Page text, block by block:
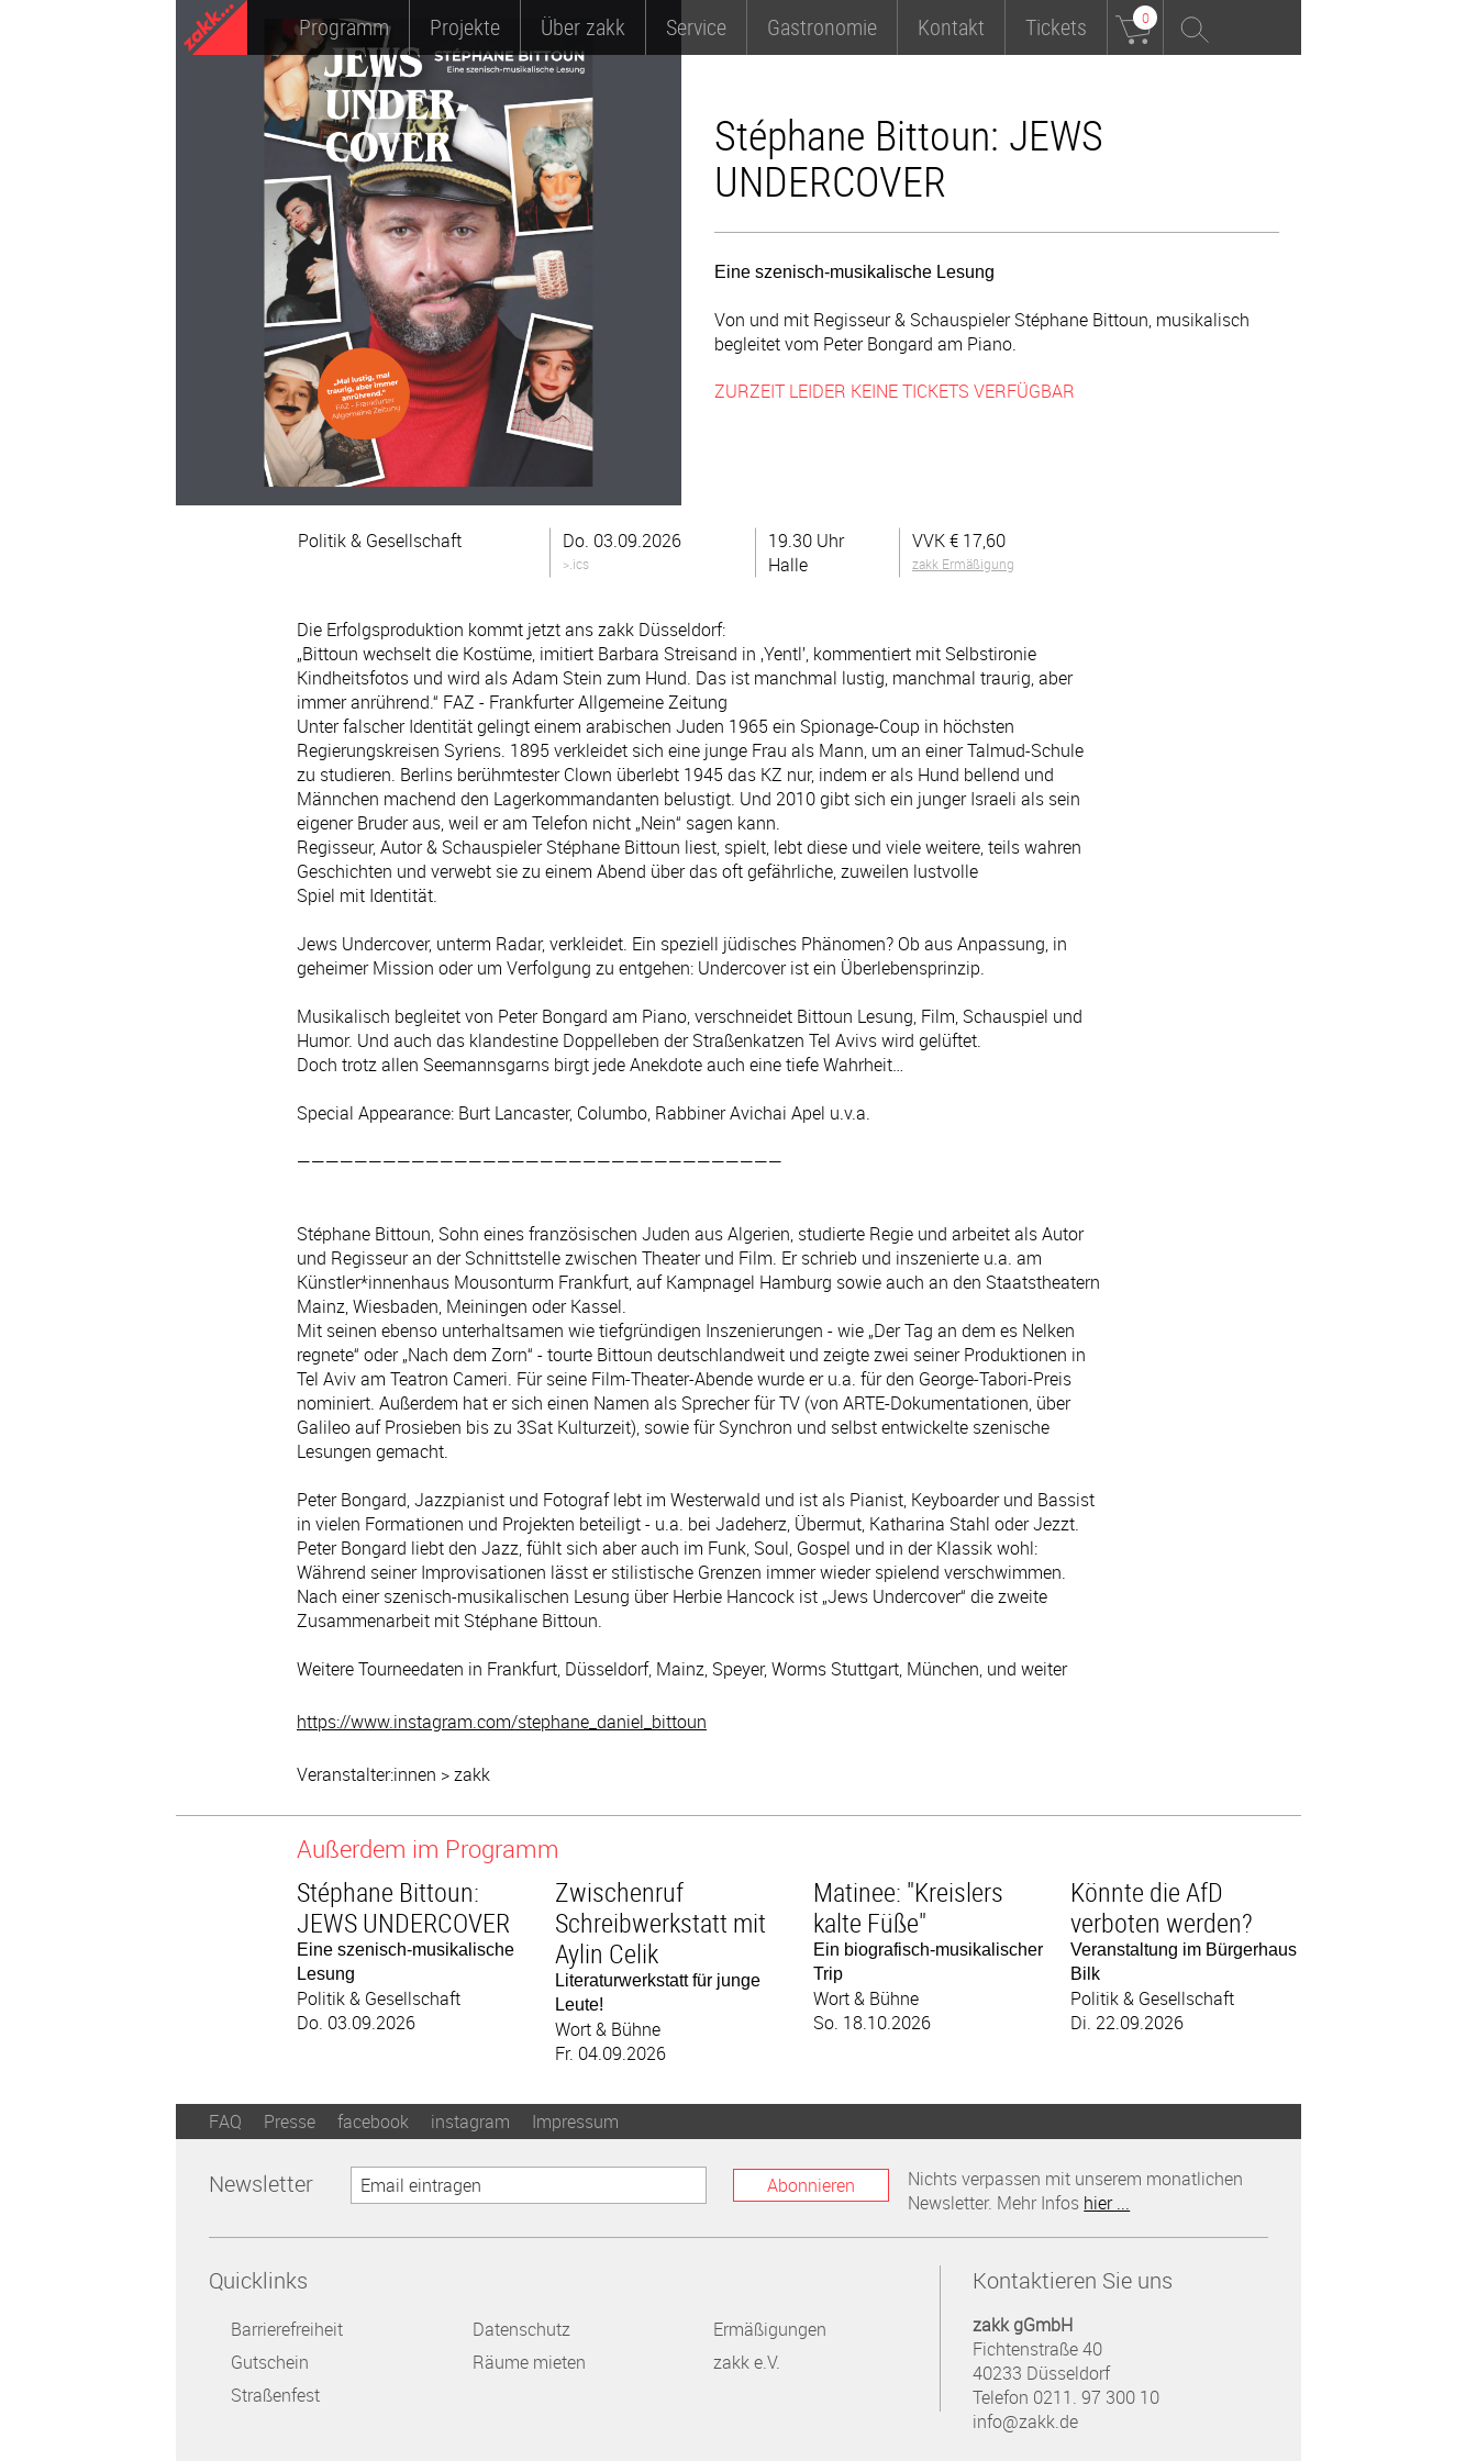
Programm Projekte Über zakk Service Gastronomie Kontakt Tickets 0
Stéphane Bittoun: JEWS
UNDERCOVER
Eine szenisch-musikalische Lesung
Von und mit Regisseur & Schauspieler Stéphane Bittoun, musikalisch
begleitet vom Peter Bongard am Piano.
ZURZEIT LEIDER KEINE TICKETS VERFÜGBAR
Politik & Gesellschaft Do. 03.09.2026
>.ics
19.30 Uhr
Halle
VVK € 17,60
zakk Ermäßigung
Die Erfolgsproduktion kommt jetzt ans zakk Düsseldorf:
„Bittoun wechselt die Kostüme, imitiert Barbara Streisand in ‚Yentl’, kommentiert mit Selbstironie
Kindheitsfotos und wird als Adam Stein zum Hund. Das ist manchmal lustig, manchmal traurig, aber
immer anrührend.“ FAZ - Frankfurter Allgemeine Zeitung
Unter falscher Identität gelingt einem arabischen Juden 1965 ein Spionage-Coup in höchsten
Regierungskreisen Syriens. 1895 verkleidet sich eine junge Frau als Mann, um an einer Talmud-Schule
zu studieren. Berlins berühmtester Clown überlebt 1945 das KZ nur, indem er als Hund bellend und
Männchen machend den Lagerkommandanten belustigt. Und 2010 gibt sich ein junger Israeli als sein
eigener Bruder aus, weil er am Telefon nicht „Nein“ sagen kann.
Regisseur, Autor & Schauspieler Stéphane Bittoun liest, spielt, lebt diese und viele weitere, teils wahren
Geschichten und verwebt sie zu einem Abend über das oft gefährliche, zuweilen lustvolle
Spiel mit Identität.
Jews Undercover, unterm Radar, verkleidet. Ein speziell jüdisches Phänomen? Ob aus Anpassung, in
geheimer Mission oder um Verfolgung zu entgehen: Undercover ist ein Überlebensprinzip.
Musikalisch begleitet von Peter Bongard am Piano, verschneidet Bittoun Lesung, Film, Schauspiel und
Humor. Und auch das klandestine Doppelleben der Straßenkatzen Tel Avivs wird gelüftet.
Doch trotz allen Seemannsgarns birgt jede Anekdote auch eine tiefe Wahrheit…
Special Appearance: Burt Lancaster, Columbo, Rabbiner Avichai Apel u.v.a.
——————————————————————————————————
Stéphane Bittoun, Sohn eines französischen Juden aus Algerien, studierte Regie und arbeitet als Autor
und Regisseur an der Schnittstelle zwischen Theater und Film. Er schrieb und inszenierte u.a. am
Künstler*innenhaus Mousonturm Frankfurt, auf Kampnagel Hamburg sowie auch an den Staatstheatern
Mainz, Wiesbaden, Meiningen oder Kassel.
Mit seinen ebenso unterhaltsamen wie tiefgründigen Inszenierungen - wie „Der Tag an dem es Nelken
regnete“ oder „Nach dem Zorn“ - tourte Bittoun deutschlandweit und zeigte zwei seiner Produktionen in
Tel Aviv am Teatron Cameri. Für seine Film-Theater-Abende wurde er u.a. für den George-Tabori-Preis
nominiert. Außerdem hat er sich einen Namen als Sprecher für TV (von ARTE-Dokumentationen, über
Galileo auf Prosieben bis zu 3Sat Kulturzeit), sowie für Synchron und selbst entwickelte szenische
Lesungen gemacht.
Peter Bongard, Jazzpianist und Fotograf lebt im Westerwald und ist als Pianist, Keyboarder und Bassist
in vielen Formationen und Projekten beteiligt - u.a. bei Jadeherz, Übermut, Katharina Stahl oder Jezzt.
Peter Bongard liebt den Jazz, fühlt sich aber auch im Funk, Soul, Gospel und in der Klassik wohl:
Während seiner Improvisationen lässt er stilistische Grenzen immer wieder spielend verschwimmen.
Nach einer szenisch-musikalischen Lesung über Herbie Hancock ist „Jews Undercover“ die zweite
Zusammenarbeit mit Stéphane Bittoun.
Weitere Tourneedaten in Frankfurt, Düsseldorf, Mainz, Speyer, Worms Stuttgart, München, und weiter
https://www.instagram.com/stephane_daniel_bittoun
Veranstalter:innen > zakk
Außerdem im Programm
Stéphane Bittoun:
JEWS UNDERCOVER
Eine szenisch-musikalische
Lesung
Politik & Gesellschaft
Do. 03.09.2026
Zwischenruf
Schreibwerkstatt mit
Aylin Celik
Literaturwerkstatt für junge
Leute!
Wort & Bühne
Fr. 04.09.2026
Matinee: "Kreislers
kalte Füße"
Ein biografisch-musikalischer
Trip
Wort & Bühne
So. 18.10.2026
Könnte die AfD
verboten werden?
Veranstaltung im Bürgerhaus
Bilk
Politik & Gesellschaft
Di. 22.09.2026
FAQ Presse facebook instagram Impressum
Newsletter Abonnieren
Nichts verpassen mit unserem monatlichen
Newsletter. Mehr Infos hier ...
Quicklinks
Barrierefreiheit Datenschutz
Ermäßigungen
Gutschein
Räume mieten
zakk e.V.
Straßenfest
Kontaktieren Sie uns
zakk gGmbH
Fichtenstraße 40
40233 Düsseldorf
Telefon 0211. 97 300 10
info@zakk.de